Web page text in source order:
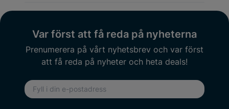
Var först att få reda på nyheterna
Prenumerera på vårt nyhetsbrev och var först
att få reda på nyheter och heta deals!
E-postadress